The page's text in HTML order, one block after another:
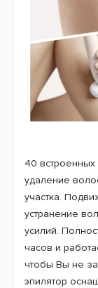
40
удаление
участка.
устранение
усилий.
часов и
чтобы Вы не
эпилятор